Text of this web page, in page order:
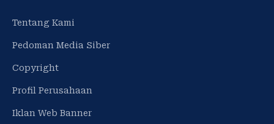
Tentang Kami
Pedoman Media Siber
Copyright
Profil Perusahaan
Iklan Web Banner